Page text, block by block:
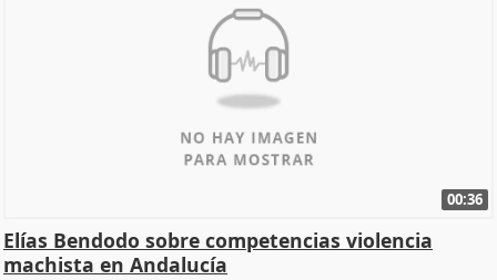
00:36
Elías Bendodo sobre competencias violencia
machista en Andalucía